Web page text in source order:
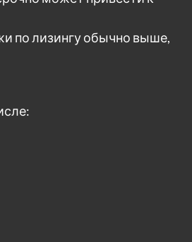
по лизингу обычно выше,